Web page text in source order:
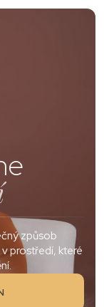
způsob
prostředí, které